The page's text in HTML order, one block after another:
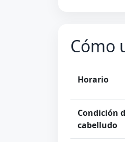
Cómo
Horario
Condición
cabelludo